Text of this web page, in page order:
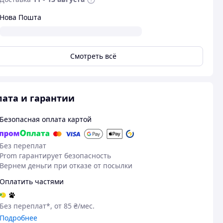
Нова Пошта
Смотреть всё
и гарантии
Безопасная оплата картой
Без переплат
Prom гарантирует безопасность
Вернем деньги при отказе от посылки
Оплатить частями
Без переплат*, от 85 ₴/мес.
Подробнее